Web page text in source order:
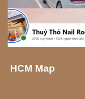
HCM Map